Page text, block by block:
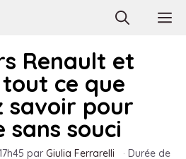
Renault et
ce que
savoir pour
sans souci
par Giulia Ferrarelli · Durée de